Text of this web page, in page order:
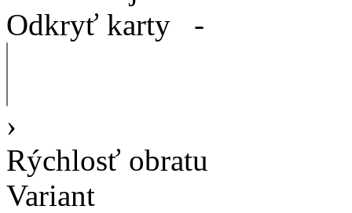
Odkryť karty
-
›
Rýchlosť obratu
Variant